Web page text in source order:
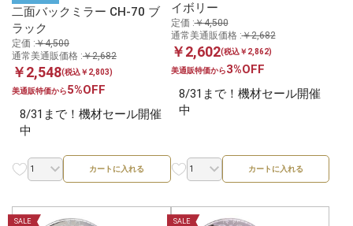
二面バックミラー CH-70 ブ
ラック
定価 :￥4,500
通常美通販価格 :￥2,682
￥2,548(税込￥2,803)
美通販特価から5%OFF
8/31まで！機材セール開催
中
カートに入れる
イボリー
定価 :￥4,500
通常美通販価格 :￥2,682
￥2,602(税込￥2,862)
美通販特価から3%OFF
8/31まで！機材セール開催
中
カートに入れる
SALE SALE